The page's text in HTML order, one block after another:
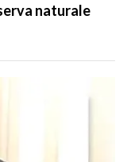
naturale